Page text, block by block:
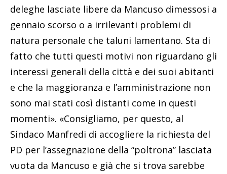
deleghe lasciate libere da Mancuso dimessosi a
gennaio scorso o a irrilevanti problemi di
natura personale che taluni lamentano. Sta di
fatto che tutti questi motivi non riguardano gli
interessi generali della città e dei suoi abitanti
e che la maggioranza e l’amministrazione non
sono mai stati così distanti come in questi
momenti». «Consigliamo, per questo, al
Sindaco Manfredi di accogliere la richiesta del
PD per l’assegnazione della “poltrona” lasciata
vuota da Mancuso e già che si trova sarebbe